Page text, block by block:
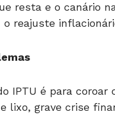
resta e o canário
reajuste
IPTU é para
lixo, grave crise